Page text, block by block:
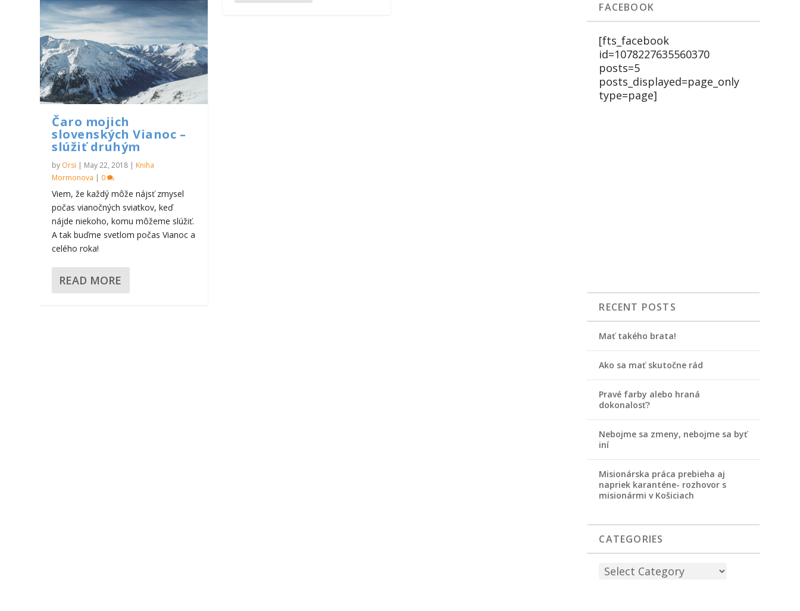
Čaro mojich
slovenských Vianoc –
slúžiť druhým
by Orsi | May 22, 2018 | Kniha
Mormonova | 0
Viem, že každý môže nájsť zmysel
počas vianočných sviatkov, keď
nájde niekoho, komu môžeme slúžiť.
A tak buďme svetlom počas Vianoc a
celého roka!
READ MORE
FACEBOOK
[fts_facebook
id=1078227635560370
posts=5
posts_displayed=page_only
type=page]
RECENT POSTS
Mať takého brata!
Ako sa mať skutočne rád
Pravé farby alebo hraná
dokonalosť?
Nebojme sa zmeny, nebojme sa byť
iní
Misionárska práca prebieha aj
napriek karanténe- rozhovor s
misionármi v Košiciach
CATEGORIES